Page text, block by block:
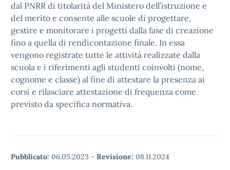
dal PNRR di titolarità del Ministero dell’istruzione e
del merito e consente alle scuole di progettare,
gestire e monitorare i progetti dalla fase di creazione
fino a quella di rendicontazione finale. In essa
vengono registrate tutte le attività realizzate dalla
scuola e i riferimenti agli studenti coinvolti (nome,
cognome e classe) al fine di attestare la presenza ai
corsi e rilasciare attestazione di frequenza come
previsto da specifica normativa.
Pubblicato: 06.05.2023 - Revisione: 08.11.2024